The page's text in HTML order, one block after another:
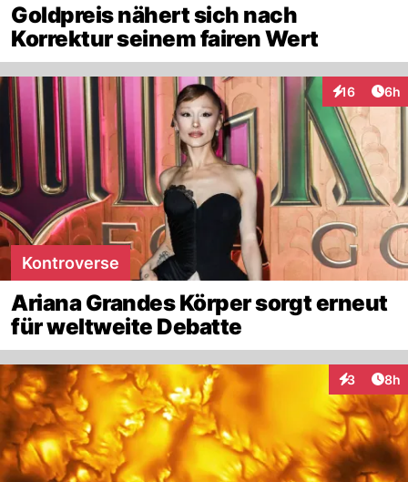
Goldpreis nähert sich nach
Korrektur seinem fairen Wert
16
Interaktionen
6h
Kontroverse
Ariana Grandes Körper sorgt erneut
für weltweite Debatte
3 8h